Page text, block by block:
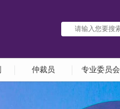
仲裁员 专业委员会